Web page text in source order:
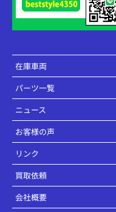
在庫車両
パーツ一覧
ニュース
お客様の声
リンク
買取依頼
会社概要